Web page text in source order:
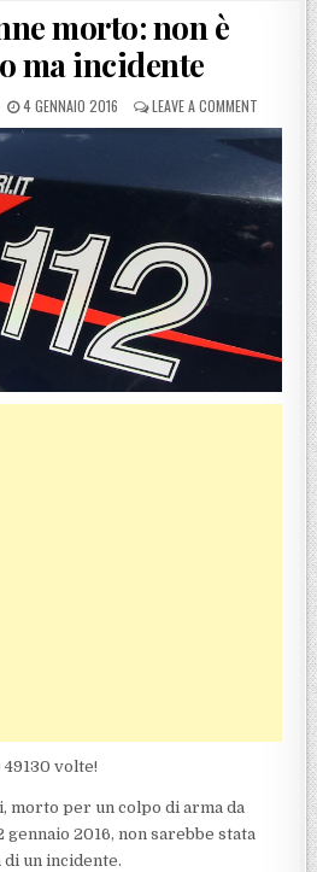
morto: non è
ma incidente
POSTED ON
4 GENNAIO 2016 LEAVE A COMMENTON PLATÌ,
volte!
morto per un colpo di arma da
gennaio 2016, non sarebbe stata
di un incidente.